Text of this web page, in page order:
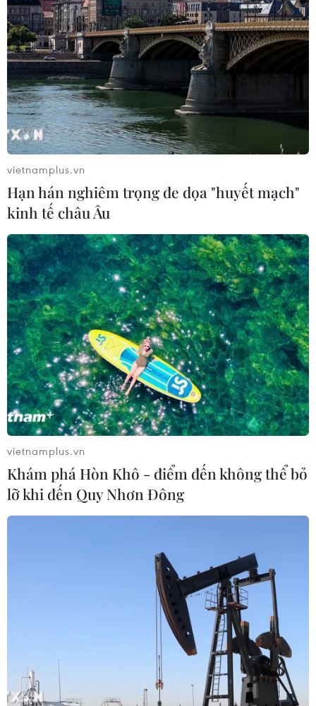
TIN CÙNG CHUYÊN MỤC
Thụy Sĩ khó đạt mục tiêu giảm phát
thải khí nhà kính vào năm 2030
07/08/2026 09:42
Bão Dolphin càn quét các đảo miền
Từ ngày 9/8, cảnh báo nắng nóng
diện rộng ở khu vực Bắc Bộ và Trung
07/08/2026 08:58
vietnamplus.vn
Hạn hán nghiêm trọng đe dọa "huyết mạch"
kinh tế châu Âu
vietnamplus.vn
Khám phá Hòn Khô - điểm đến không thể bỏ
lỡ khi đến Quy Nhơn Đông